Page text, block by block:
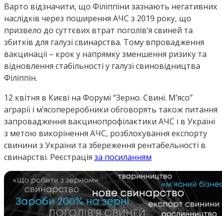
Варто відзначити, що Філіппіни зазнають негативних
наслідків через поширення АЧС з 2019 року, що
призвело до суттєвих втрат поголів’я свиней та
збитків для галузі свинарства. Тому впровадження
вакцинації – крок у напрямку зменшення ризику та
відновлення стабільності у галузі свиновідництва
Філіппін.
12 квітня в Києві на Форумі “Зерно. Свині. Мʼясо”
аграрії і мʼясопереробники обговорять також питання
запровадження вакцинопрофілактики АЧС і в Україні
з метою викорінення АЧС, розблокування експорту
свинини з України та збереження рентабельності в
свинарстві. Реєстрація за посиланням